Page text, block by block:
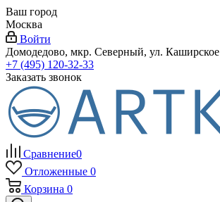
Ваш город
Москва
Войти
Домодедово, мкр. Северный, ул.
+7 (495) 120-32-33
Заказать звонок
Сравнение0
Отложенные 0
Корзина 0